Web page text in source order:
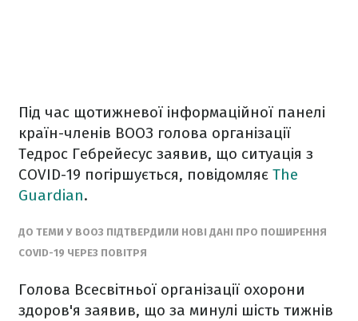
Під час щотижневої інформаційної панелі
країн-членів ВООЗ голова організації
Тедрос Гебрейесус заявив, що ситуація з
COVID-19 погіршується, повідомляє The
Guardian.
ДО ТЕМИ У ВООЗ ПІДТВЕРДИЛИ НОВІ ДАНІ ПРО ПОШИРЕННЯ
COVID-19 ЧЕРЕЗ ПОВІТРЯ
Голова Всесвітньої організації охорони
здоров'я заявив, що за минулі шість тижнів